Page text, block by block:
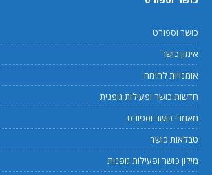
כושר וספורט
אימון כושר
אומנויות לחימה
חדשות כושר ופעילות גופנית
מאמרי כושר וספורט
טבלאות כושר
מילון כושר ופעילות גופנית